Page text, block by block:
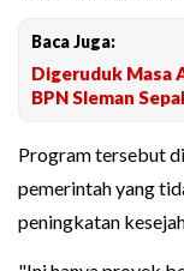
Baca Juga:
Digeruduk Masa
BPN Sleman
Program tersebut
pemerintah yang
peningkatan